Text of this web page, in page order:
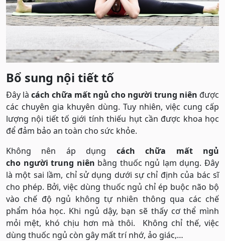
Bổ sung nội tiết tố
Đây là cách chữa mất ngủ cho người trung niên được
các chuyên gia khuyên dùng. Tuy nhiên, việc cung cấp
lượng nội tiết tố giới tính thiếu hụt cần được khoa học
để đảm bảo an toàn cho sức khỏe.
Không nên áp dụng cách chữa mất ngủ
cho người trung niên bằng thuốc ngủ lạm dụng. Đây
là một sai lầm, chỉ sử dụng dưới sự chỉ định của bác sĩ
cho phép. Bởi, việc dùng thuốc ngủ chỉ ép buộc não bộ
vào chế độ ngủ không tự nhiên thông qua các chế
phẩm hóa học. Khi ngủ dậy, bạn sẽ thấy cơ thể mình
mỏi mệt, khó chịu hơn mà thôi. Không chỉ thế, việc
dùng thuốc ngủ còn gây mất trí nhớ, ảo giác,…